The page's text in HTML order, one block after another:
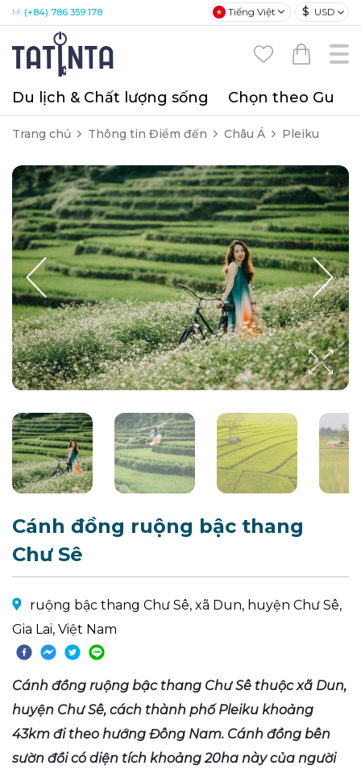
M: (+84) 786 359 178 Tiếng Việt $ USD
Du lịch & Chất lượng sống Chọn theo Gu
Trang chủ Thông tin Điểm đến Châu Á Pleiku
Cánh đồng ruộng bậc thang
Chư Sê
ruộng bậc thang Chư Sê, xã Dun, huyện Chư Sê,
Gia Lai, Việt Nam
Cánh đồng ruộng bậc thang Chư Sê thuộc xã Dun,
huyện Chư Sê, cách thành phố Pleiku khoảng
43km đi theo hướng Đông Nam. Cánh đồng bên
sườn đồi có diện tích khoảng 20ha này của người